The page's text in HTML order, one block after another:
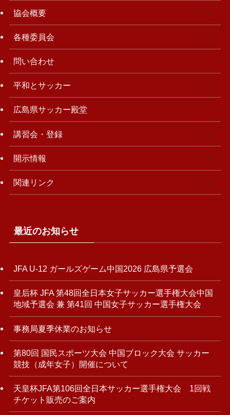
協会概要
各種委員会
問い合わせ
平和とサッカー
広島県サッカー殿堂
講習会・登録
開示情報
関連リンク
最近のお知らせ
JFA U-12 ガールズゲーム中国2026 広島県予選会
皇后杯 JFA 第48回全日本女子サッカー選手権大会中国
地域予選会 兼 第41回 中国女子サッカー選手権大会
事務局夏季休業のお知らせ
第80回 国民スポーツ大会 中国ブロック大会 サッカー
競技（成年女子）開催について
天皇杯JFA第106回全日本サッカー選手権大会 1回戦
チケット販売のご案内